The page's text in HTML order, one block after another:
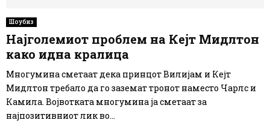
Шоубиз
Најголемиот проблем на Кејт Мидлтон
како идна кралица
Многумина сметаат дека принцот Вилијам и Кејт
Мидлтон требало да го заземат тронот наместо Чарлс и
Камила. Војвотката многумина ја сметаат за
најпозитивниот лик во...